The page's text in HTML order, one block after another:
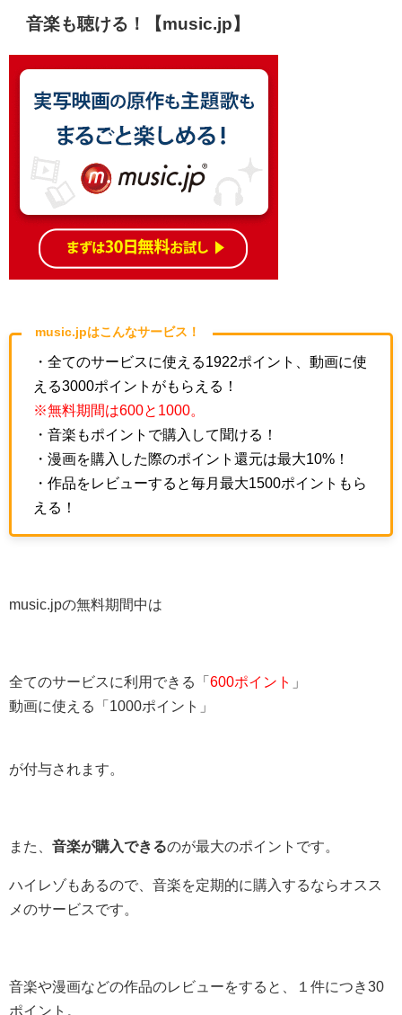
音楽も聴ける！【music.jp】
music.jpはこんなサービス！
・全てのサービスに使える1922ポイント、動画に使
える3000ポイントがもらえる！
※無料期間は600と1000。
・音楽もポイントで購入して聞ける！
・漫画を購入した際のポイント還元は最大10%！
・作品をレビューすると毎月最大1500ポイントもら
える！
music.jpの無料期間中は
全てのサービスに利用できる「 600ポイント
」
動画に使える「1000ポイント」
が付与されます。
また、 音楽が購入できるのが最大のポイントです。
ハイレゾもあるので、音楽を定期的に購入するならオスス
メのサービスです。
音楽や漫画などの作品のレビューをすると、１件につき30
ポイント。